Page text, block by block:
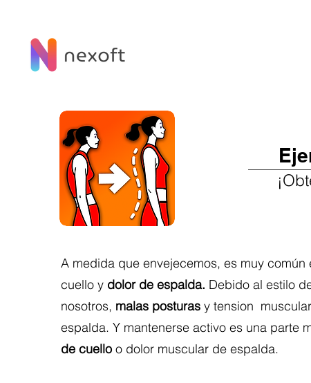
A medida que envejecemos, es muy
cuello y dolor de espalda. Debido al estilo
nosotros, malas posturasy tension
espalda. Y mantenerse activo es una parte
de cuelloo dolor muscular de espalda.